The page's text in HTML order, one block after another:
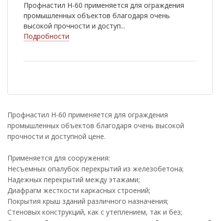
Ral 5002 Ral 5021
Ral 6002 Ral 7005
Ral 9006 Golden Dub
Профнастил Н-60 применяется для ограждения
промышленных объектов благодаря очень
высокой прочности и доступ...
Подробности
Профнастил Н-60 применяется для ограждения
промышленных объектов благодаря очень высокой
прочности и доступной цене.
Применяется для сооружения:
Несъемных опалубок перекрытий из железобетона;
Надежных перекрытий между этажами;
Диафрагм жесткости каркасных строений;
Покрытия крыш зданий различного назначения;
Стеновых конструкций, как с утеплением, так и без;